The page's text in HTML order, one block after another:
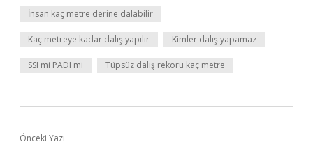
İnsan kaç metre derine dalabilir
Kaç metreye kadar dalış yapılır Kimler dalış yapamaz
SSI mi PADI mi Tüpsüz dalış rekoru kaç metre
Önceki Yazı